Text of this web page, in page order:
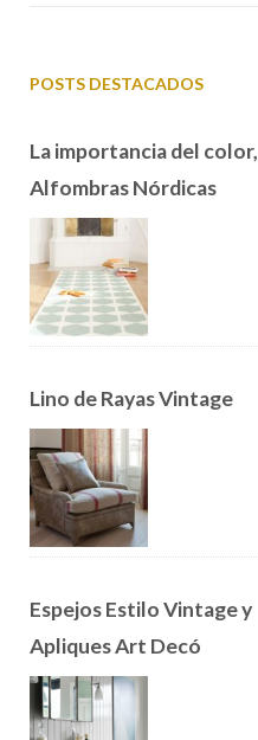
POSTS DESTACADOS
La importancia del color,
Alfombras Nórdicas
Lino de Rayas Vintage
Espejos Estilo Vintage y
Apliques Art Decó